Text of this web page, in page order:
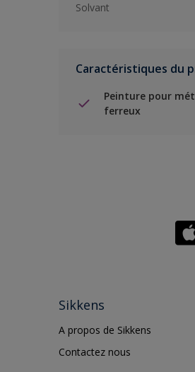
Solvant
Caractéristiques du
Peinture pour
ferreux
Sikkens
A propos de Sikkens
Contactez nous